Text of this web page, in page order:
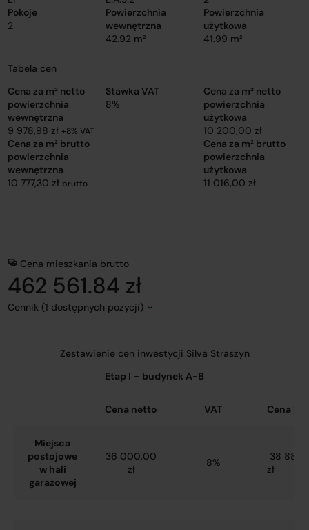
Pokoje
2
Powierzchnia
wewnętrzna
42.92 m²
Powierzchnia
użytkowa
41.99 m²
Tabela cen
Cena za m² netto
powierzchnia
wewnętrzna
9 978,98 zł+8% VAT
Stawka VAT
8%
Cena za m² netto
powierzchnia
użytkowa
10 200,00 zł
Cena za m² brutto
powierzchnia
wewnętrzna
10 777,30 zł brutto
Cena za m² brutto
powierzchnia
użytkowa
11 016,00 zł
Cena mieszkania brutto
462 561.84 zł
Cennik (1 dostępnych pozycji)
Zestawienie cen inwestycji Silva Straszyn
Etap I – budynek A-B
Cena netto VAT Cena
Miejsca
postojowe
w hali
garażowej
36 000,00
zł
8%
38
zł